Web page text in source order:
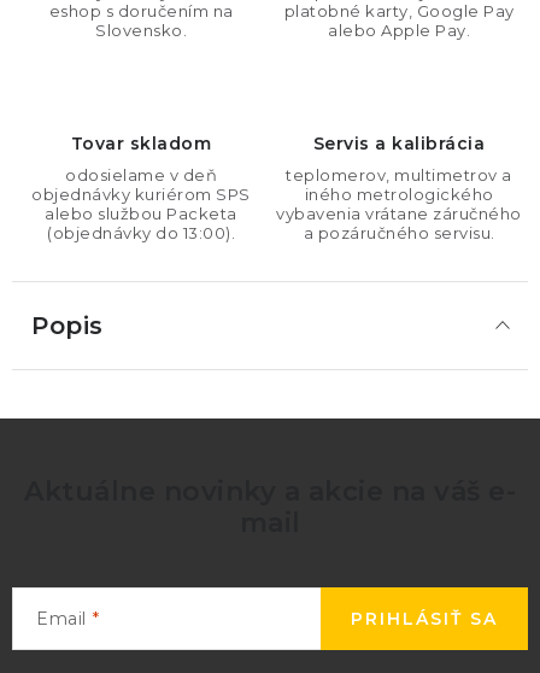
eshop s doručením na
Slovensko.
platobné karty, Google Pay
alebo Apple Pay.
Tovar skladom
odosielame v deň
objednávky kuriérom SPS
alebo službou Packeta
(objednávky do 13:00).
Servis a kalibrácia
teplomerov, multimetrov a
iného metrologického
vybavenia vrátane záručného
a pozáručného servisu.
Popis
Email PRIHLÁSIŤ SA